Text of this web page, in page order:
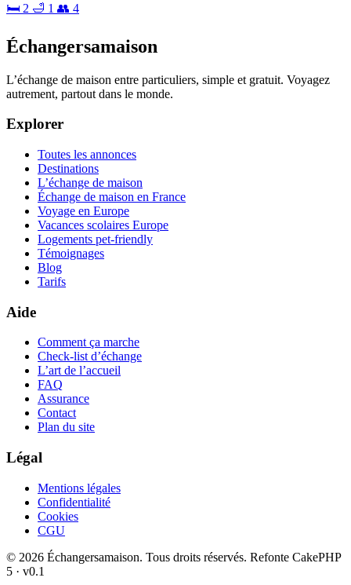
🛏 2 🛁 1 👥 4
Échangersamaison
L’échange de maison entre particuliers, simple et gratuit. Voyagez
autrement, partout dans le monde.
Explorer
Toutes les annonces
Destinations
L’échange de maison
Échange de maison en France
Voyage en Europe
Vacances scolaires Europe
Logements pet-friendly
Témoignages
Blog
Tarifs
Aide
Comment ça marche
Check-list d’échange
L’art de l’accueil
FAQ
Assurance
Contact
Plan du site
Légal
Mentions légales
Confidentialité
Cookies
CGU
© 2026 Échangersamaison. Tous droits réservés. Refonte CakePHP
5 · v0.1